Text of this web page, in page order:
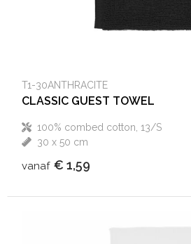
T1-30ANTHRACITE
CLASSIC GUEST TOWEL
100% combed cotton, 13/S
30 x 50 cm
vanaf € 1,59